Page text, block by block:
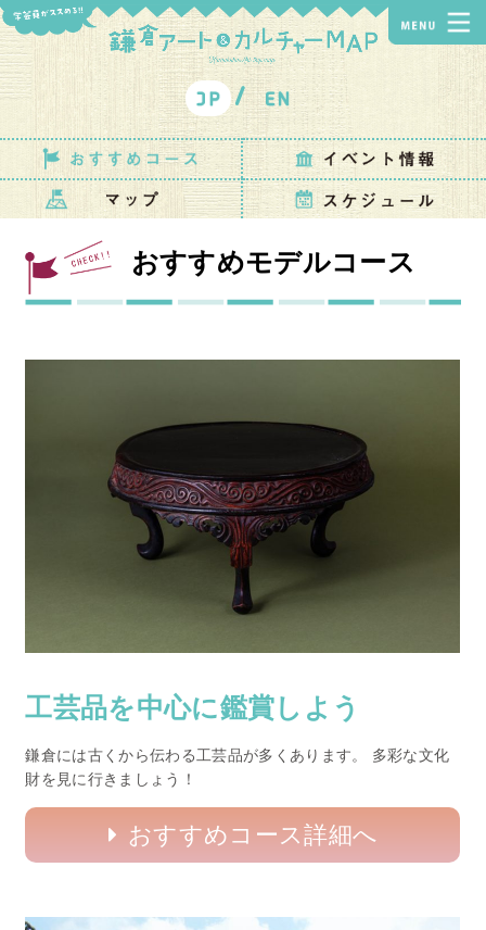
おすすめモデルコース
工芸品を中心に鑑賞しよう
鎌倉には古くから伝わる工芸品が多くあります。 多彩な文化
財を見に行きましょう！
おすすめコース詳細へ